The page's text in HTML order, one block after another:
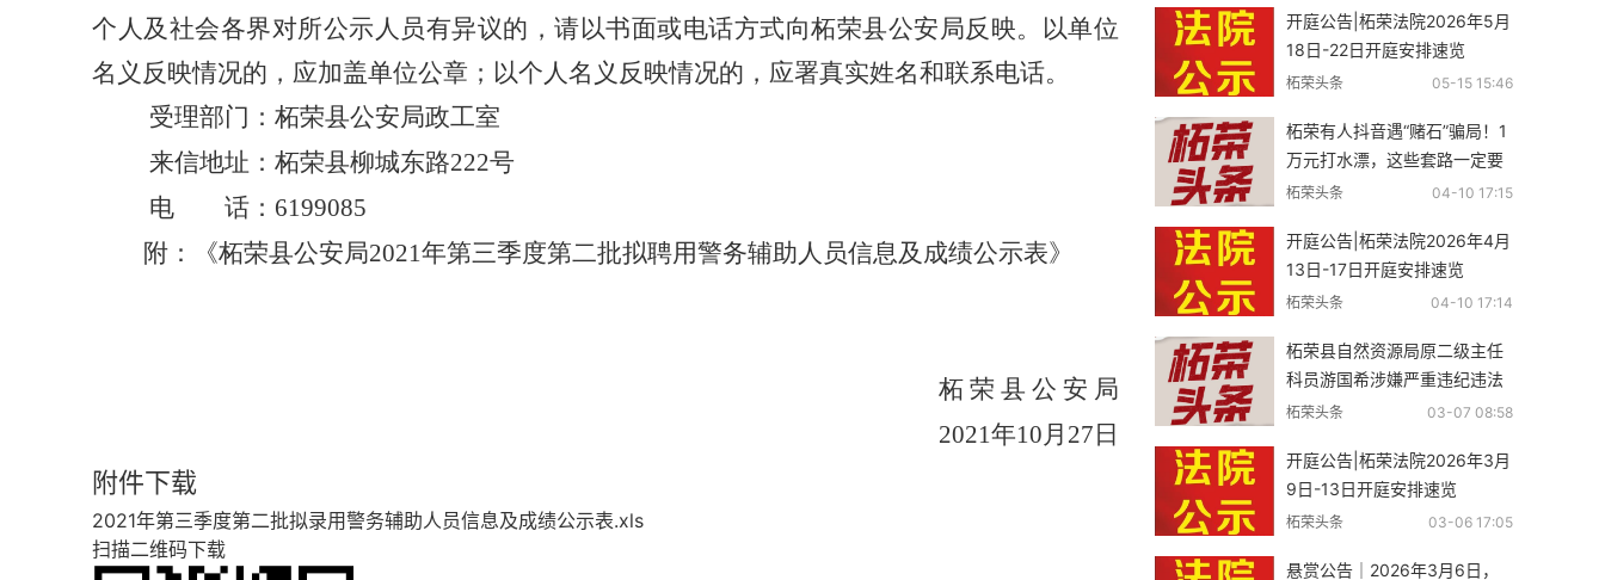
个人及社会各界对所公示人员有异议的，请以书面或电话方式向柘荣县公安局反映。以单位
名义反映情况的，应加盖单位公章；以个人名义反映情况的，应署真实姓名和联系电话。
受理部门：柘荣县公安局政工室
来信地址：柘荣县柳城东路222号
电 话： 6199085
附：《柘荣县公安局2021年第三季度第二批拟聘用警务辅助人员信息及成绩公示表》
柘 荣 县 公 安 局
2021年10月 27 日
附件下载
2021年第三季度第二批拟录用警务辅助人员信息及成绩公示表.xls
扫描二维码下载
开庭公告|柘荣法院2026年5月
18日-22日开庭安排速览
柘荣头条 05-15 15:46
柘荣有人抖音遇“赌石”骗局！1
万元打水漂，这些套路一定要
警惕
柘荣头条 04-10 17:15
开庭公告|柘荣法院2026年4月
13日-17日开庭安排速览
柘荣头条 04-10 17:14
柘荣县自然资源局原二级主任
科员游国希涉嫌严重违纪违法
接受纪律审查和监察调查
柘荣头条 03-07 08:58
开庭公告|柘荣法院2026年3月
9日-13日开庭安排速览
柘荣头条 03-06 17:05
悬赏公告｜2026年3月6日，